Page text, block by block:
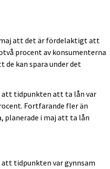
att det är fördelaktigt att
procent av konsumenterna
de kan spara under det
att tidpunkten att ta lån var
Fortfarande fler än
planerade i maj att ta lån
att tidpunkten var gynnsam